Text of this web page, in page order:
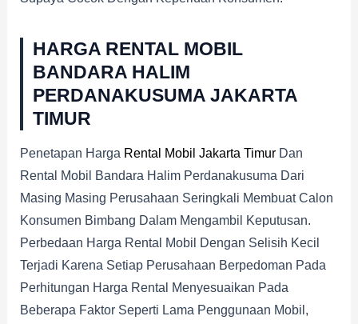
HARGA RENTAL MOBIL
BANDARA HALIM
PERDANAKUSUMA JAKARTA
TIMUR
Penetapan Harga Rental Mobil Jakarta TimurDan
Rental Mobil Bandara Halim Perdanakusuma Dari
Masing Masing Perusahaan Seringkali Membuat Calon
Konsumen Bimbang Dalam Mengambil Keputusan.
Perbedaan Harga Rental Mobil Dengan Selisih Kecil
Terjadi Karena Setiap Perusahaan Berpedoman Pada
Perhitungan Harga Rental Menyesuaikan Pada
Beberapa Faktor Seperti Lama Penggunaan Mobil,